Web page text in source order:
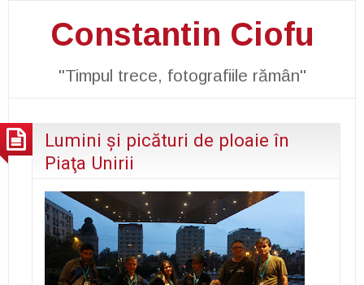
Constantin Ciofu
"Timpul trece, fotografiile rămân"
Lumini şi picături de ploaie în
Piaţa Unirii